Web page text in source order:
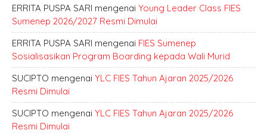
ERRITA PUSPA SARI mengenai Young Leader Class FIES
Sumenep 2026/2027 Resmi Dimulai
ERRITA PUSPA SARI mengenai FIES Sumenep
Sosialisasikan Program Boarding kepada Wali Murid
SUCIPTO mengenai YLC FIES Tahun Ajaran 2025/2026
Resmi Dimulai
SUCIPTO mengenai YLC FIES Tahun Ajaran 2025/2026
Resmi Dimulai